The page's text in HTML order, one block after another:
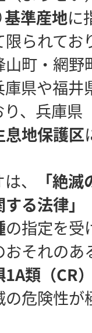
基準産地に
られてお
山町・網
県や福井
、兵庫県
息地保護区
、
「絶
る法律」
の指定を受
おそれの
1A類（CR
危険性